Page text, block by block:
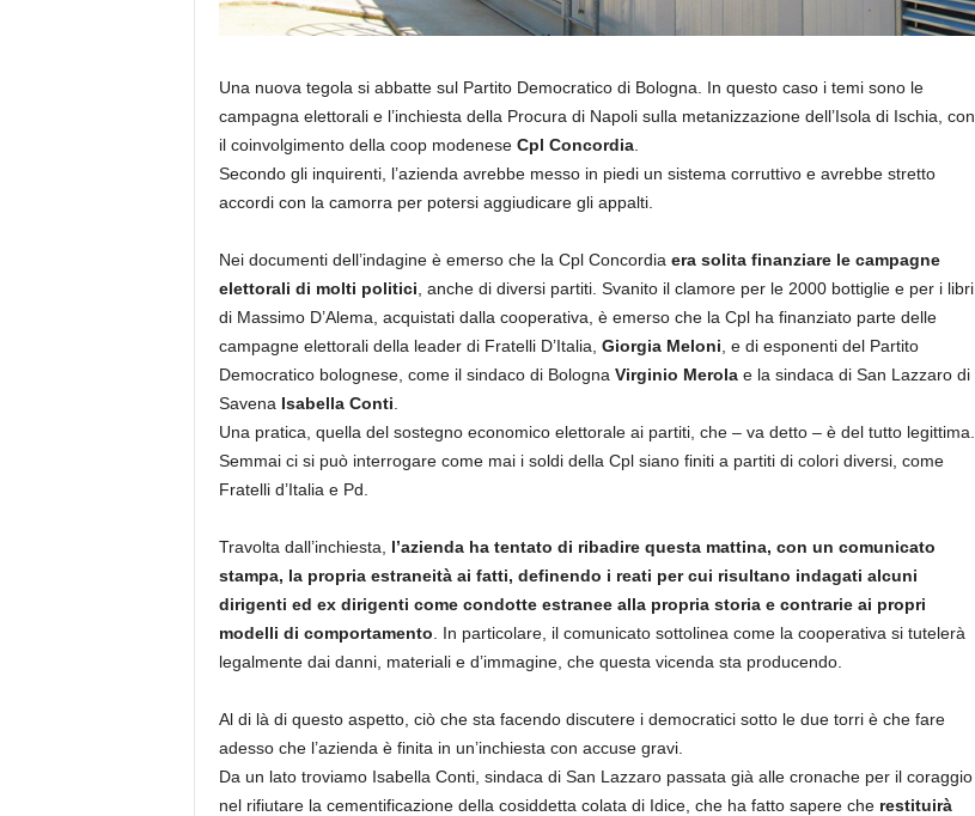
Una nuova tegola si abbatte sul Partito Democratico di Bologna. In questo caso i temi sono le
campagna elettorali e l’inchiesta della Procura di Napoli sulla metanizzazione dell’Isola di Ischia, con
il coinvolgimento della coop modeneseCpl Concordia.
Secondo gli inquirenti, l’azienda avrebbe messo in piedi un sistema corruttivo e avrebbe stretto
accordi con la camorra per potersi aggiudicare gli appalti.
Nei documenti dell’indagine è emerso che la Cpl Concordia era solita finanziare le campagne
elettorali di molti politici , anche di diversi partiti. Svanito il clamore per le 2000 bottiglie e per i libri
di Massimo D’Alema, acquistati dalla cooperativa, è emerso che la Cpl ha finanziato parte delle
campagne elettorali della leader di Fratelli D’Italia, Giorgia Meloni , e di esponenti del Partito
Democratico bolognese, come il sindaco di Bologna Virginio Merolae la sindaca di San Lazzaro di
Savena Isabella Conti
Una pratica, quella del sostegno economico elettorale ai partiti, che – va detto – è del tutto legittima.
Semmai ci si può interrogare come mai i soldi della Cpl siano finiti a partiti di colori diversi, come
Fratelli d’Italia e Pd.
Travolta dall’inchiesta,
l’azienda ha tentato di ribadire questa mattina, con un comunicato
stampa, la propria estraneità ai fatti, definendo i reati per cui risultano indagati alcuni
dirigenti ed ex dirigenti come condotte estranee alla propria storia e contrarie ai propri
modelli di comportamento . In particolare, il comunicato sottolinea come la cooperativa si tutelerà
legalmente dai danni, materiali e d’immagine, che questa vicenda sta producendo.
Al di là di questo aspetto, ciò che sta facendo discutere i democratici sotto le due torri è che fare
adesso che l’azienda è finita in un’inchiesta con accuse gravi.
Da un lato troviamo Isabella Conti, sindaca di San Lazzaro passata già alle cronache per il coraggio
nel rifiutare la cementificazione della cosiddetta colata di Idice, che ha fatto sapere che restituirà